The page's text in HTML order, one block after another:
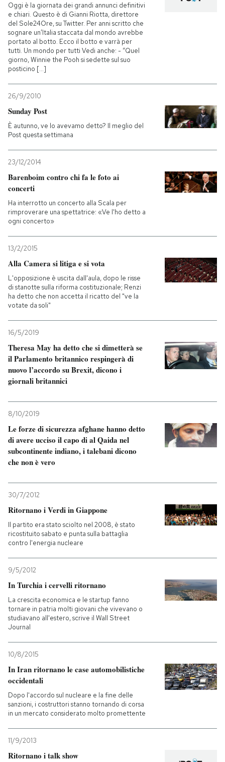
CALENDARIO
AREA PERSONALE
Entra
Oggi è la giornata dei grandi annunci definitivi
e chiari. Questo è di Gianni Riotta, direttore
del Sole24Ore, su Twitter. Per anni scritto che
sognare un’Italia staccata dal mondo avrebbe
portato al botto. Ecco il botto e varrà per
tutti. Un mondo per tutti Vedi anche: - “Quel
giorno, Winnie the Pooh si sedette sul suo
posticino [...]
26/9/2010
Sunday Post
È autunno, ve lo avevamo detto? Il meglio del
Post questa settimana
23/12/2014
Barenboim contro chi fa le foto ai
concerti
Ha interrotto un concerto alla Scala per
rimproverare una spettatrice: «Ve l'ho detto a
ogni concerto»
13/2/2015
Alla Camera si litiga e si vota
L'opposizione è uscita dall'aula, dopo le risse
di stanotte sulla riforma costituzionale; Renzi
ha detto che non accetta il ricatto del "ve la
votate da soli"
16/5/2019
Theresa May ha detto che si dimetterà se
il Parlamento britannico respingerà di
nuovo l’accordo su Brexit, dicono i
giornali britannici
8/10/2019
Le forze di sicurezza afghane hanno detto
di avere ucciso il capo di al Qaida nel
subcontinente indiano, i talebani dicono
che non è vero
30/7/2012
Ritornano i Verdi in Giappone
Il partito era stato sciolto nel 2008, è stato
ricostituito sabato e punta sulla battaglia
contro l'energia nucleare
9/5/2012
In Turchia i cervelli ritornano
La crescita economica e le startup fanno
tornare in patria molti giovani che vivevano o
studiavano all'estero, scrive il Wall Street
Journal
10/8/2015
In Iran ritornano le case automobilistiche
occidentali
Dopo l'accordo sul nucleare e la fine delle
sanzioni, i costruttori stanno tornando di corsa
in un mercato considerato molto promettente
11/9/2013
Ritornano i talk show